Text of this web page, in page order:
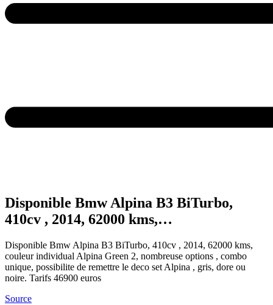
Disponible Bmw Alpina B3 BiTurbo,
410cv , 2014, 62000 kms,…
Disponible Bmw Alpina B3 BiTurbo, 410cv , 2014, 62000 kms,
couleur individual Alpina Green 2, nombreuse options , combo
unique, possibilite de remettre le deco set Alpina , gris, dore ou
noire. Tarifs 46900 euros
Source